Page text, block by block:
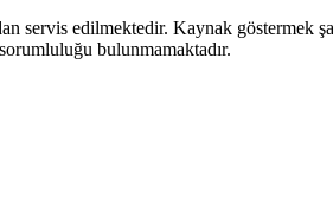
servis edilmektedir. Kaynak
bulunmamaktadır.